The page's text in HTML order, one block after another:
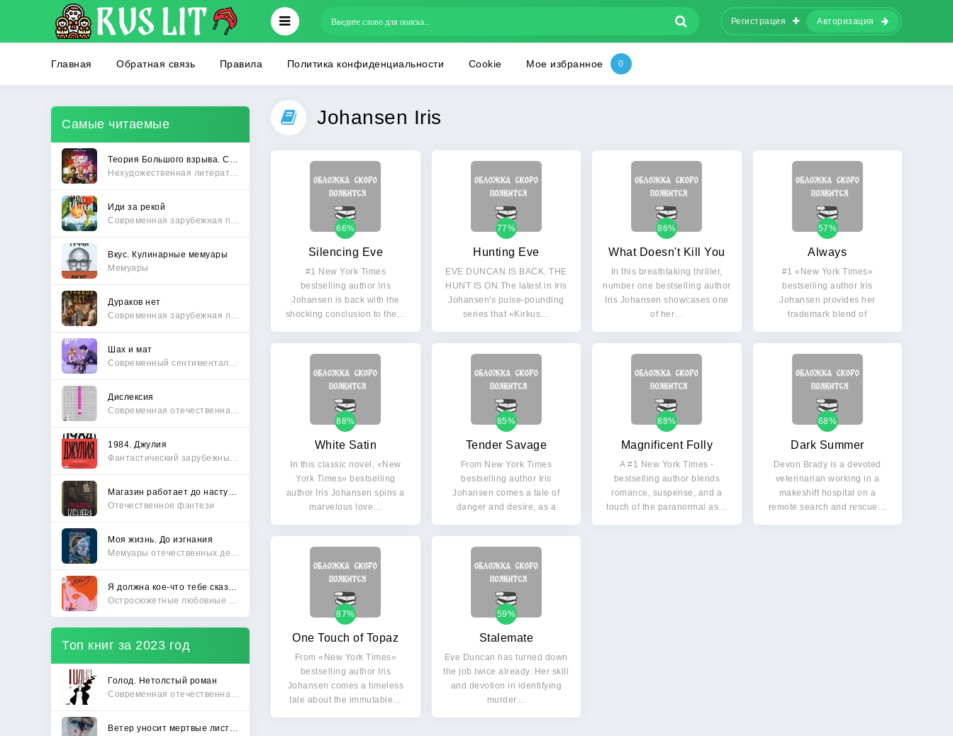
Регистрация Авторизация
Главная Обратная связь Правила Политика конфиденциальности Cookie Мое избранное
Самые читаемые
Иди за рекой
Вкус. Кулинарные мемуары
Мемуары
Дураков нет
Шах и мат
Дислексия
1984. Джулия
Отечественное фэнтези
Моя жизнь. До изгнания
Топ книг за 2023 год
Голод. Нетолстый роман
Johansen Iris
Silencing Eve
66%
#1 New York Times
bestselling author Iris
Johansen is back with the
shocking conclusion to the…
Hunting Eve
77%
EVE DUNCAN IS BACK. THE
HUNT IS ON.The latest in Iris
Johansen's pulse-pounding
series that «Kirkus…
What Doesn't Kill You
86%
In this breathtaking thriller,
number one bestselling author
Iris Johansen showcases one
of her…
Always
57%
#1 «New York Times»
bestselling author Iris
Johansen provides her
trademark blend of
White Satin
88%
In this classic novel, «New
York Times» bestselling
author Iris Johansen spins a
marvelous love…
Tender Savage
85%
From New York Times
bestselling author Iris
Johansen comes a tale of
danger and desire, as a
Magnificent Folly
88%
A #1 New York Times -
bestselling author blends
romance, suspense, and a
touch of the paranormal as…
Dark Summer
68%
Devon Brady is a devoted
veterinarian working in a
makeshift hospital on a
remote search and rescue…
One Touch of Topaz
87%
From «New York Times»
bestselling author Iris
Johansen comes a timeless
tale about the immutable…
Stalemate
59%
Eve Duncan has turned down
the job twice already. Her skill
and devotion in identifying
murder…